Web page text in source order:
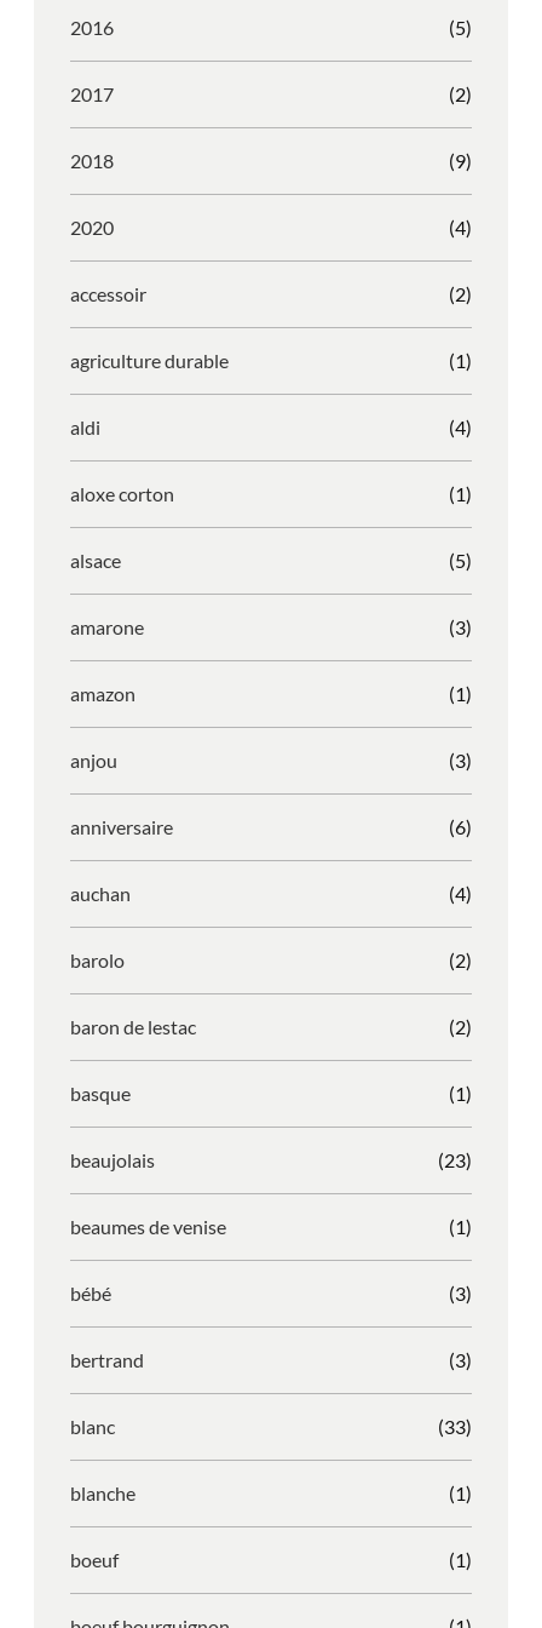
2016 (5)
2017 (2)
2018 (9)
2020 (4)
accessoir (2)
agriculture durable (1)
aldi (4)
aloxe corton (1)
alsace (5)
amarone (3)
amazon (1)
anjou (3)
anniversaire (6)
auchan (4)
barolo (2)
baron de lestac (2)
basque (1)
beaujolais (23)
beaumes de venise (1)
bébé (3)
bertrand (3)
blanc (33)
blanche (1)
boeuf (1)